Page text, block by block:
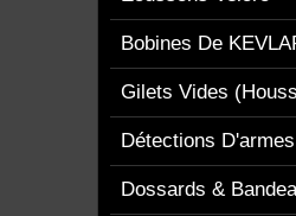
Bobines De
Gilets Vides
Détections D'armes
Dossards &